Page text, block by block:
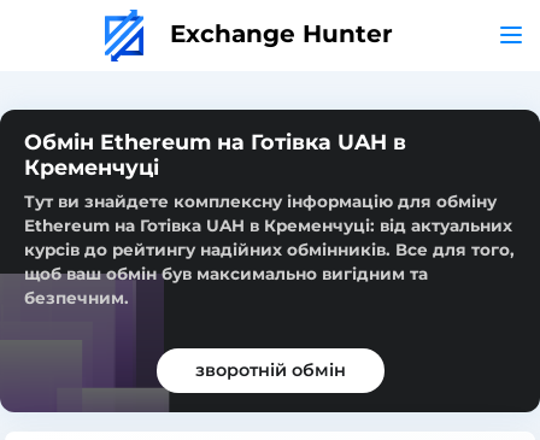
Exchange Hunter
Обмін Ethereum на Готівка UAH в
Кременчуці
Тут ви знайдете комплексну інформацію для обміну
Ethereum на Готівка UAH в Кременчуці: від актуальних
курсів до рейтингу надійних обмінників. Все для того,
щоб ваш обмін був максимально вигідним та
безпечним.
зворотній обмін